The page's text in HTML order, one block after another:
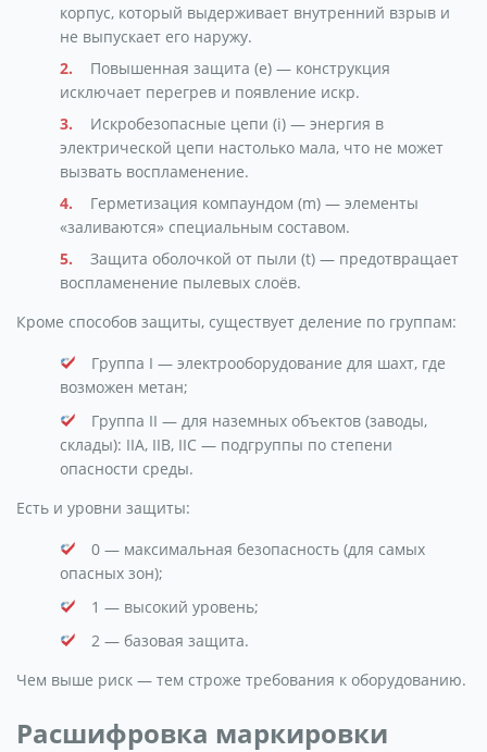
корпус, который выдерживает внутренний взрыв и
не выпускает его наружу.
Повышенная защита (e) — конструкция
исключает перегрев и появление искр.
Искробезопасные цепи (i) — энергия в
электрической цепи настолько мала, что не может
вызвать воспламенение.
Герметизация компаундом (m) — элементы
«заливаются» специальным составом.
Защита оболочкой от пыли (t) — предотвращает
воспламенение пылевых слоёв.
Кроме способов защиты, существует деление по группам:
Группа I — электрооборудование для шахт, где
возможен метан;
Группа II — для наземных объектов (заводы,
склады): IIA, IIB, IIC — подгруппы по степени
опасности среды.
Есть и уровни защиты:
0 — максимальная безопасность (для самых
опасных зон);
1 — высокий уровень;
2 — базовая защита.
Чем выше риск — тем строже требования к оборудованию.
Расшифровка маркировки